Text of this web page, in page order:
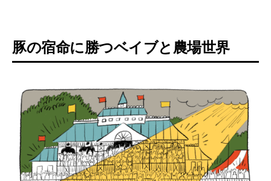
豚の宿命に勝つベイブと農場世界